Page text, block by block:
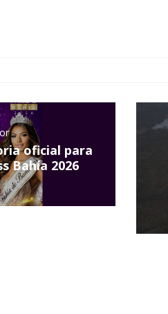
oficial para
Bahía 2026